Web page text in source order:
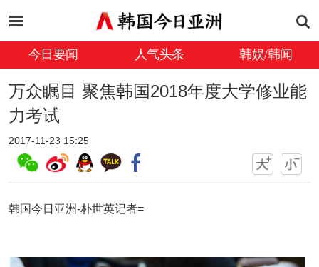
今日要闻 人气头条 韩娱/韩闻
万众瞩目 聚焦韩国2018年度大学修业能
力考试
2017-11-23 15:25
韩国今日亚洲-朴世英记者=